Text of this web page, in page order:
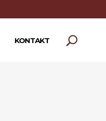
KONTAKT